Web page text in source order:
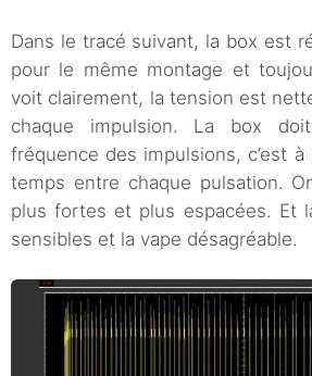
Dans le tracé suivant, la box est
pour le même montage et
voit clairement, la tension est
chaque impulsion. La box
fréquence des impulsions, c’est
temps entre chaque pulsation.
plus fortes et plus espacées. Et
sensibles et la vape désagréable.